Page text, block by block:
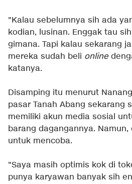
"Kalau sebelumnya sih ada
kodian, lusinan. Enggak tau
gimana. Tapi kalau sekarang
mereka sudah beli online
katanya.
Disamping itu menurut
pasar Tanah Abang sekarang
memiliki akun media sosial
barang dagangannya.
untuk mencoba.
"Saya masih optimis kok di
punya karyawan banyak sih